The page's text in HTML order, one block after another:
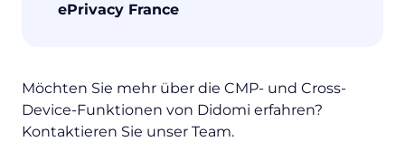
ePrivacy France
Möchten Sie mehr über die CMP- und Cross-
Device-Funktionen von Didomi erfahren?
Kontaktieren Sie unser Team.